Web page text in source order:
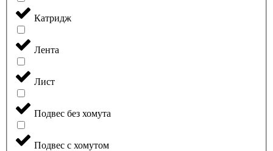
Катридж
Лента
Лист
Подвес без хомута
Подвес с хомутом